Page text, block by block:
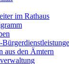
im Rathaus
aus den Ämtern